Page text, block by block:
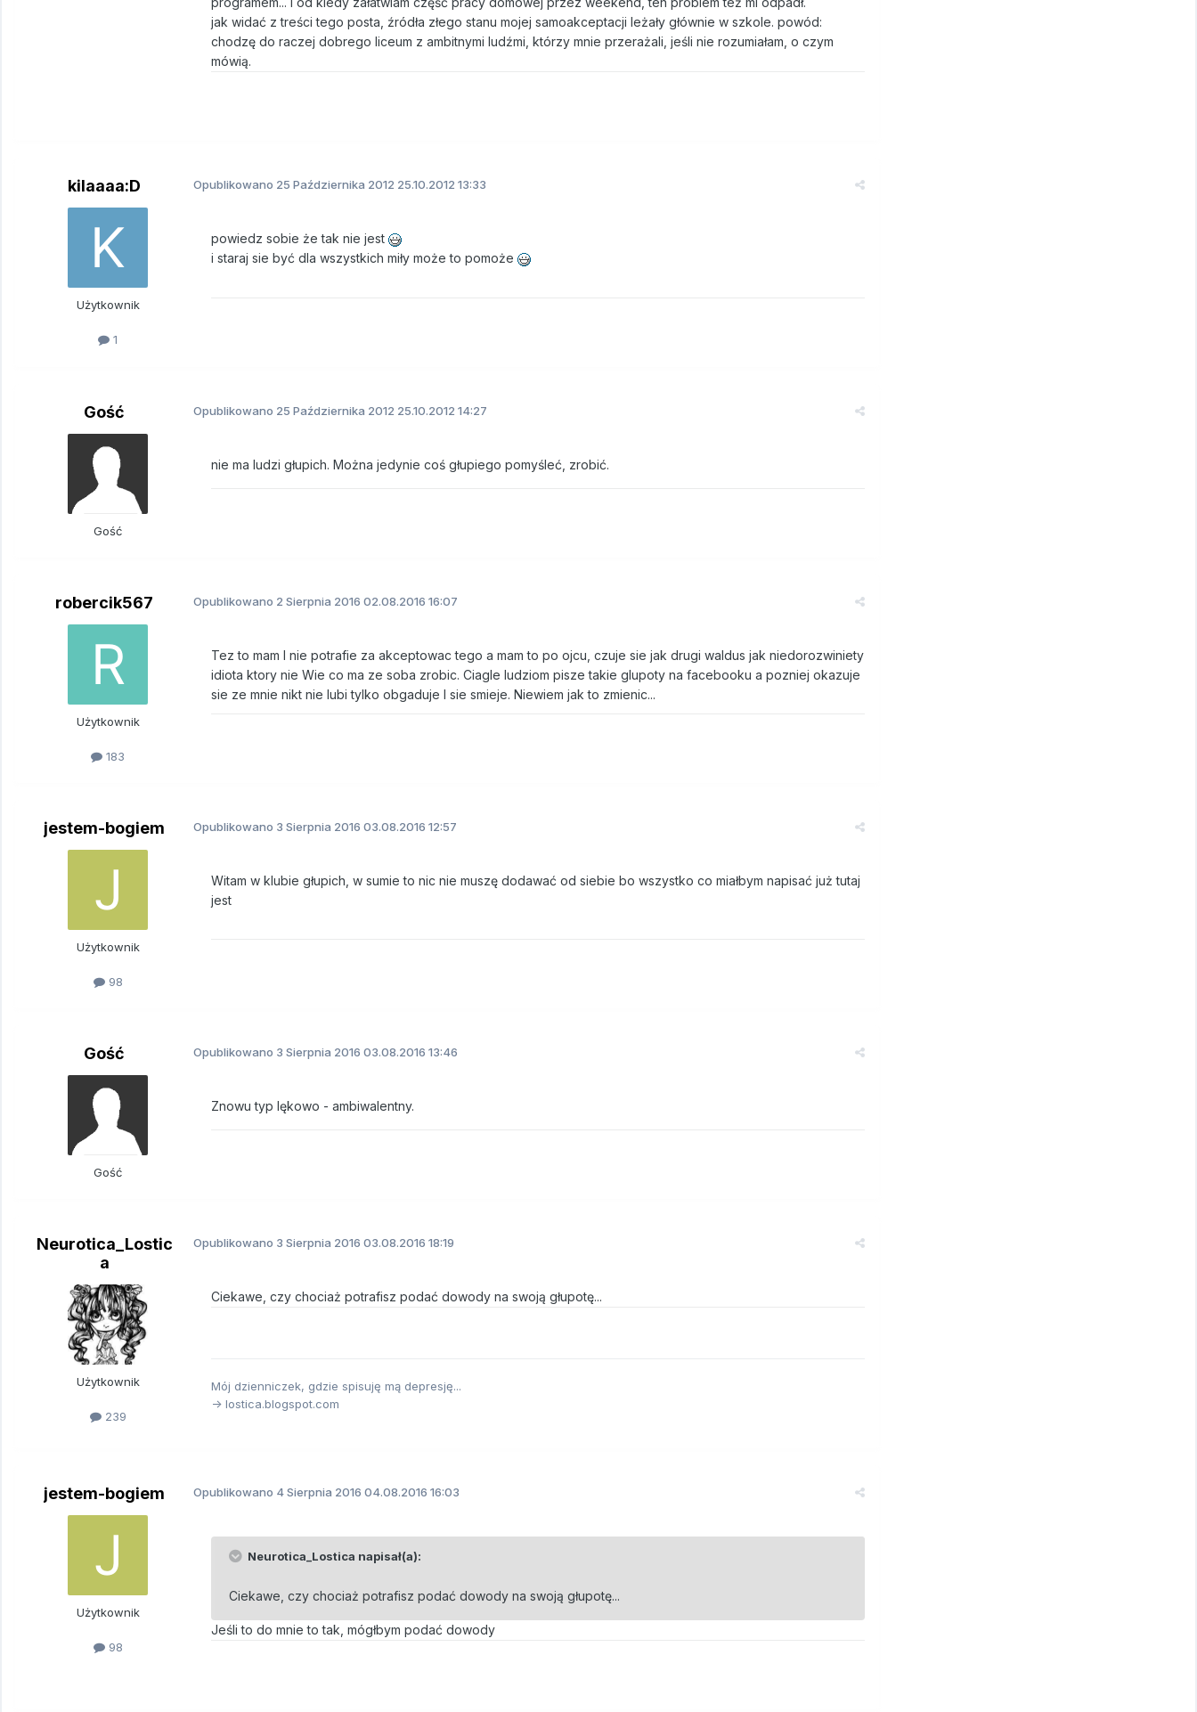
jak widać z treści tego posta, źródła złego stanu mojej samoakceptacji leżały głównie w szkole. powód:
chodzę do raczej dobrego liceum z ambitnymi ludźmi, którzy mnie przerażali, jeśli nie rozumiałam, o czym
mówią.
kilaaaa:D
Użytkownik
1
Opublikowano 25 Października 2012 25.10.2012 13:33
powiedz sobie że tak nie jest
i staraj sie być dla wszystkich miły może to pomoże
Gość
Gość
Opublikowano 25 Października 2012 25.10.2012 14:27
nie ma ludzi głupich. Można jedynie coś głupiego pomyśleć, zrobić.
robercik567
Użytkownik
183
Opublikowano 2 Sierpnia 2016 02.08.2016 16:07
Tez to mam I nie potrafie za akceptowac tego a mam to po ojcu, czuje sie jak drugi waldus jak niedorozwiniety
idiota ktory nie Wie co ma ze soba zrobic. Ciagle ludziom pisze takie glupoty na facebooku a pozniej okazuje
sie ze mnie nikt nie lubi tylko obgaduje I sie smieje. Niewiem jak to zmienic...
jestem-bogiem
Użytkownik
98
Opublikowano 3 Sierpnia 2016 03.08.2016 12:57
Witam w klubie głupich, w sumie to nic nie muszę dodawać od siebie bo wszystko co miałbym napisać już tutaj
jest
Gość
Gość
Opublikowano 3 Sierpnia 2016 03.08.2016 13:46
Znowu typ lękowo - ambiwalentny.
Neurotica_Lostic
a
Użytkownik
239
Opublikowano 3 Sierpnia 2016 03.08.2016 18:19
Ciekawe, czy chociaż potrafisz podać dowody na swoją głupotę...
Mój dzienniczek, gdzie spisuję mą depresję...
-> lostica.blogspot.com
jestem-bogiem
Użytkownik
98
Opublikowano 4 Sierpnia 2016 04.08.2016 16:03
Neurotica_Lostica napisał(a):
Ciekawe, czy chociaż potrafisz podać dowody na swoją głupotę...
Jeśli to do mnie to tak, mógłbym podać dowody